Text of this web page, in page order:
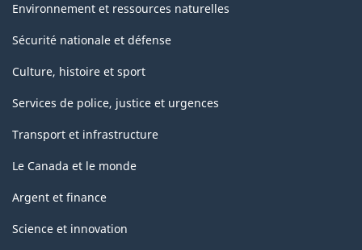
Environnement et ressources naturelles
Sécurité nationale et défense
Culture, histoire et sport
Services de police, justice et urgences
Transport et infrastructure
Le Canada et le monde
Argent et finance
Science et innovation